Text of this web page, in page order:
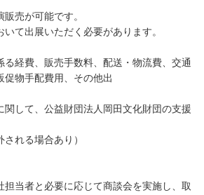
売が可能です。
て出展いただく必要があります。
経費、販売手数料、配送・物流費、交通
促物手配費用、その他出
て、公益財団法人岡田文化財団の支援
る場合あり）
担当者と必要に応じて商談会を実施し、取